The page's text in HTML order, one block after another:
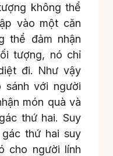
không thể
vào một căn
thể đảm nhận
tượng, nó chỉ
đi. Như vậy
sánh với người
món quà và
thứ hai. Suy
thứ hai suy
cho người lính